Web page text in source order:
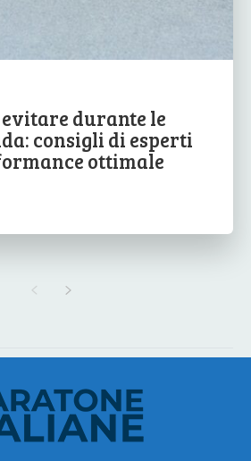
durante le
consigli di esperti
ottimale